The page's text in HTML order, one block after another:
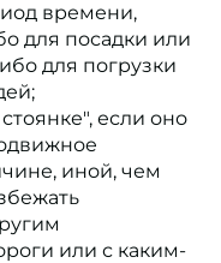
времени,
для посадки или
для погрузки
если оно
иной, чем
или с каким-